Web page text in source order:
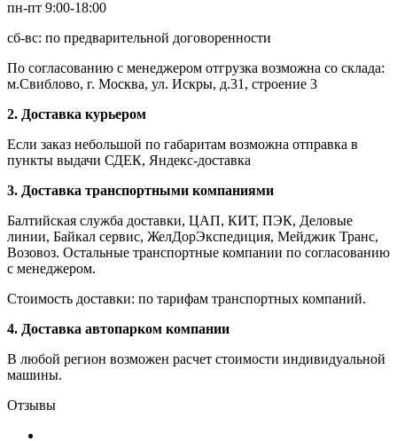
пн-пт 9:00-18:00
сб-вс: по предварительной договоренности
По согласованию с менеджером отгрузка возможна со склада:
м.Свиблово, г. Москва, ул. Искры, д.31, строение 3
2. Доставка курьером
Если заказ небольшой по габаритам возможна отправка в
пункты выдачи СДЕК, Яндекс-доставка
3. Доставка транспортными компаниями
Балтийская служба доставки, ЦАП, КИТ, ПЭК, Деловые
линии, Байкал сервис, ЖелДорЭкспедиция, Мейджик Транс,
Возовоз. Остальные транспортные компании по согласованию
с менеджером.
Стоимость доставки: по тарифам транспортных компаний.
4. Доставка автопарком компании
В любой регион возможен расчет стоимости индивидуальной
машины.
Отзывы